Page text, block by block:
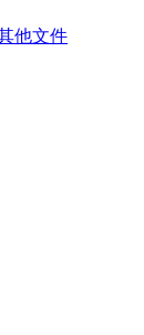
他文件